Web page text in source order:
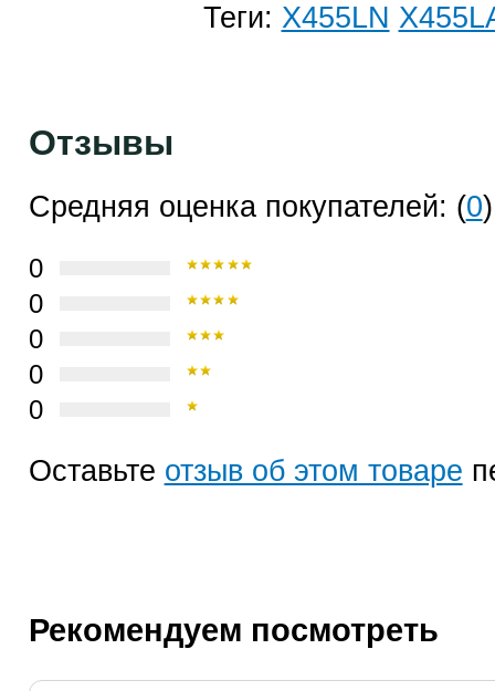
Теги: X455LN
Отзывы
Средняя оценка покупателей: (0)
0
0
0
0
0
Оставьте отзыв об этом товаре
Рекомендуем посмотреть